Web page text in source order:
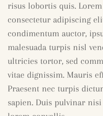
risus lobortis quis.
consectetur adipiscing
condimentum auctor,
malesuada turpis nisl
ultricies tortor, sed
vitae dignissim. Mauris
Praesent nec turpis
sapien. Duis pulvinar